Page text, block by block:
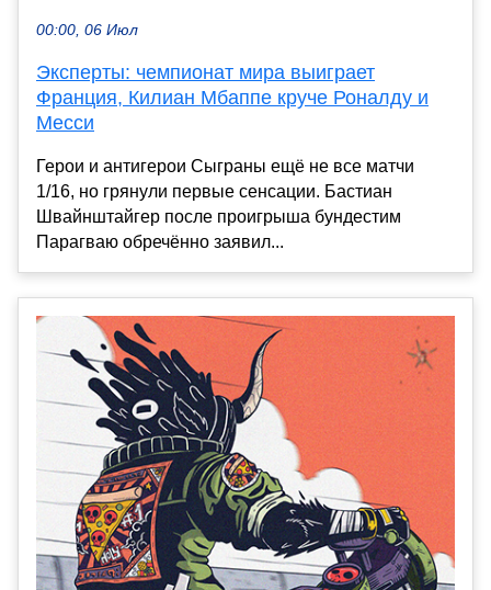
00:00, 06 Июл
Эксперты: чемпионат мира выиграет
Франция, Килиан Мбаппе круче Роналду и
Месси
Герои и антигерои Сыграны ещё не все матчи
1/16, но грянули первые сенсации. Бастиан
Швайнштайгер после проигрыша бундестим
Парагваю обречённо заявил...